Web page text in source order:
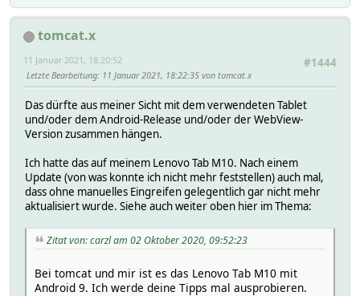
tomcat.x
#1444
11 Januar 2021, 18:20:52
Letzte Bearbeitung: 11 Januar 2021, 18:22:35 von tomcat.x
Das dürfte aus meiner Sicht mit dem verwendeten Tablet
und/oder dem Android-Release und/oder der WebView-
Version zusammen hängen.
Ich hatte das auf meinem Lenovo Tab M10. Nach einem
Update (von was konnte ich nicht mehr feststellen) auch mal,
dass ohne manuelles Eingreifen gelegentlich gar nicht mehr
aktualisiert wurde. Siehe auch weiter oben hier im Thema:
Zitat von: carzl am 02 Oktober 2020, 09:52:23
Bei tomcat und mir ist es das Lenovo Tab M10 mit
Android 9. Ich werde deine Tipps mal ausprobieren.